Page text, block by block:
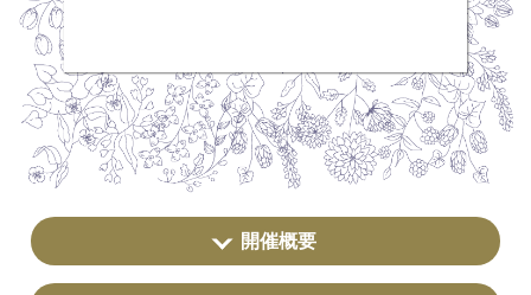
開催概要